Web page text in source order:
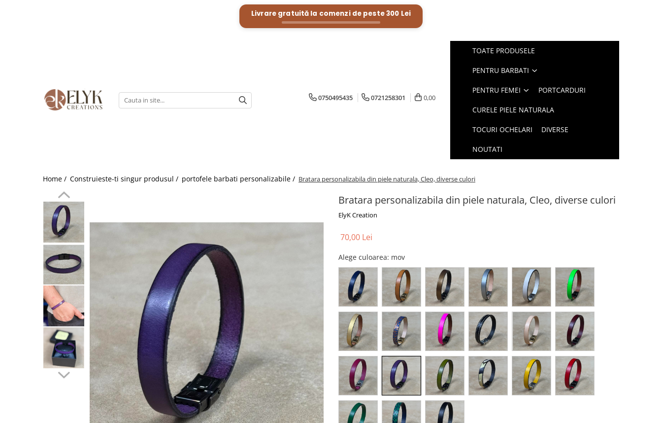
Livrare gratuită la comenzi de peste300 Lei
0750495435 0721258301 0,00
TOATE PRODUSELE
PENTRU BARBATI
PENTRU FEMEI PORTCARDURI
CURELE PIELE NATURALA
TOCURI OCHELARI DIVERSE
NOUTATI
Home / Construieste-ti singur produsul / portofele barbati personalizabile / Bratara personalizabila din piele naturala, Cleo, diverse culori
Bratara personalizabila din piele naturala, Cleo, diverse culori
ElyK Creation
70,00 Lei
Alege culoarea: mov